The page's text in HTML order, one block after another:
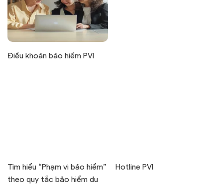
Điều khoản bảo hiểm PVI
Tìm hiểu “Phạm vi bảo hiểm”
theo quy tắc bảo hiểm du
Hotline PVI